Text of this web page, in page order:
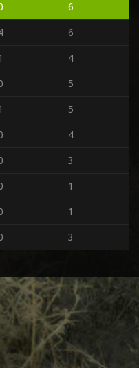
6
6
4
5
5
4
3
1
1
3